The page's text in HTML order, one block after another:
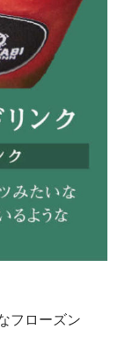
フローズン